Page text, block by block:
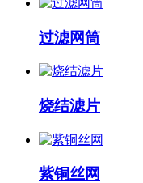
过滤网筒
烧结滤片
紫铜丝网